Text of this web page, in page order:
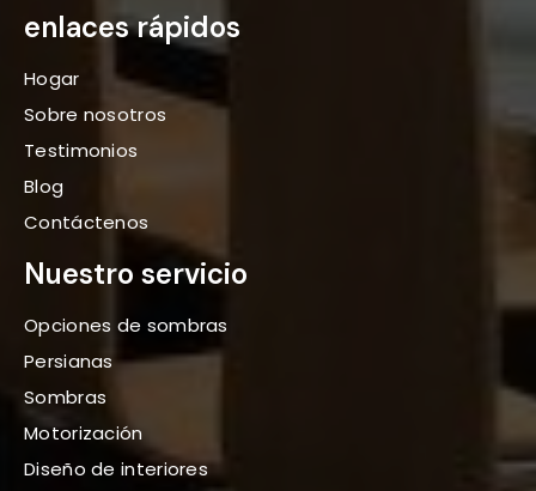
enlaces rápidos
Hogar
Sobre nosotros
Testimonios
Blog
Contáctenos
Nuestro servicio
Opciones de sombras
Persianas
Sombras
Motorización
Diseño de interiores